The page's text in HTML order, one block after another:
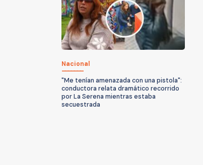
Nacional
"Me tenían amenazada con una pistola":
conductora relata dramático recorrido
por La Serena mientras estaba
secuestrada